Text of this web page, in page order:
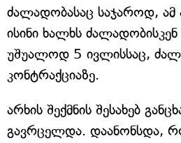
ძალადობასაც საჯაროდ, ამ
ისინი ხალხს
უშუალოდ 5 ივლისსაც,
კონტრაქციაზე.
არხის შექმნის შესახებ
გავრცელდა. დაანონსდა,